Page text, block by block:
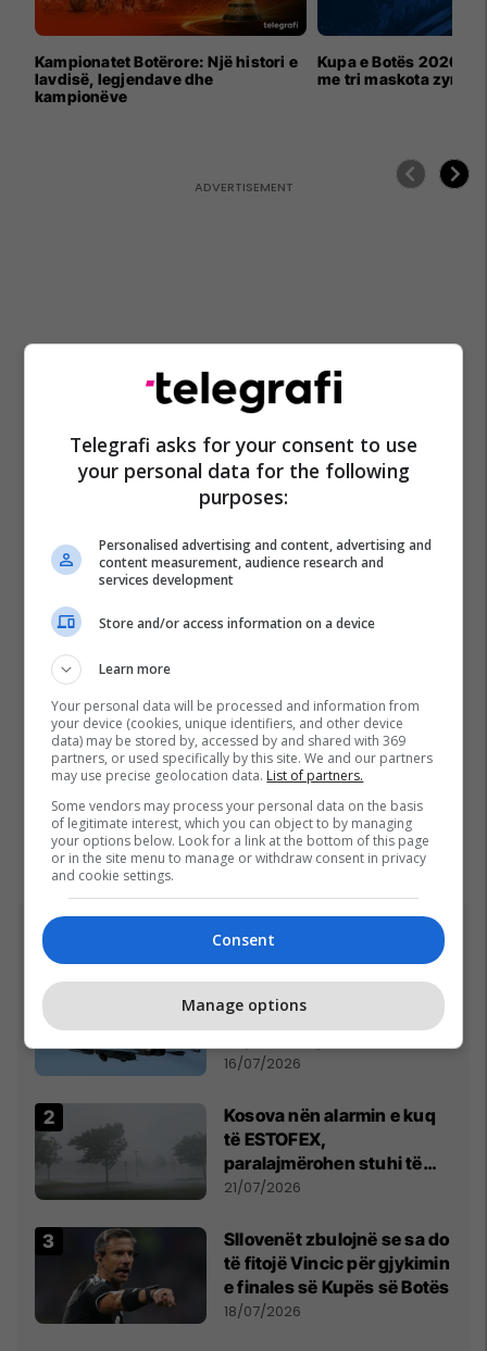
Kampionatet Botërore: Një histori e
lavdisë, legjendave dhe
kampionëve
Kupa e Botës 2026
me tri maskota zyrtare
Gjermanisë u ngrit për herë
16/07/2026
Kosova nën alarmin e kuq
të ESTOFEX,
paralajmërohen stuhi të
fuqishme me breshër dhe
21/07/2026
Sllovenët zbulojnë se sa do
të fitojë Vincic për gjykimin
e finales së Kupës së Botës
18/07/2026
Telegrafi asks for your consent to use
your personal data for the following
purposes:
Personalised advertising and content, advertising and
content measurement, audience research and
services development
Store and/or access information on a device
Learn more
Your personal data will be processed and information from
your device (cookies, unique identifiers, and other device
data) may be stored by, accessed by and shared with 369
partners, or used specifically by this site. We and our partners
may use precise geolocation data. List of partners.
Some vendors may process your personal data on the basis
of legitimate interest, which you can object to by managing
your options below. Look for a link at the bottom of this page
or in the site menu to manage or withdraw consent in privacy
and cookie settings.
Consent
Manage options